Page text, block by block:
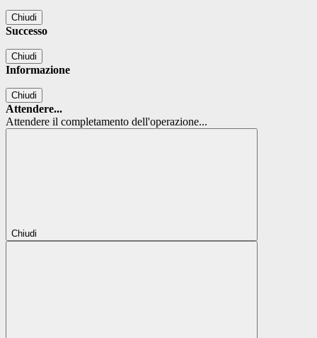
Chiudi
Successo
Chiudi
Informazione
Chiudi
Attendere...
Attendere il completamento dell'operazione...
Chiudi